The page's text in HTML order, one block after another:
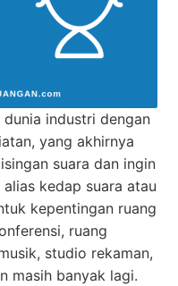
industri dengan
yang akhirnya
suara dan ingin
kedap suara atau
kepentingan ruang
ruang
studio rekaman,
masih banyak lagi.